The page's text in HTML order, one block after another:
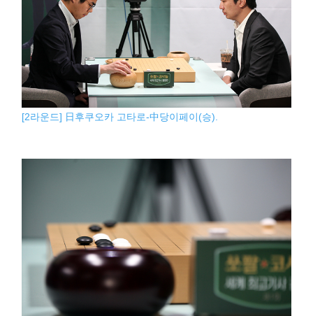
[2라운드] 日후쿠오카 고타로-中당이페이(승).